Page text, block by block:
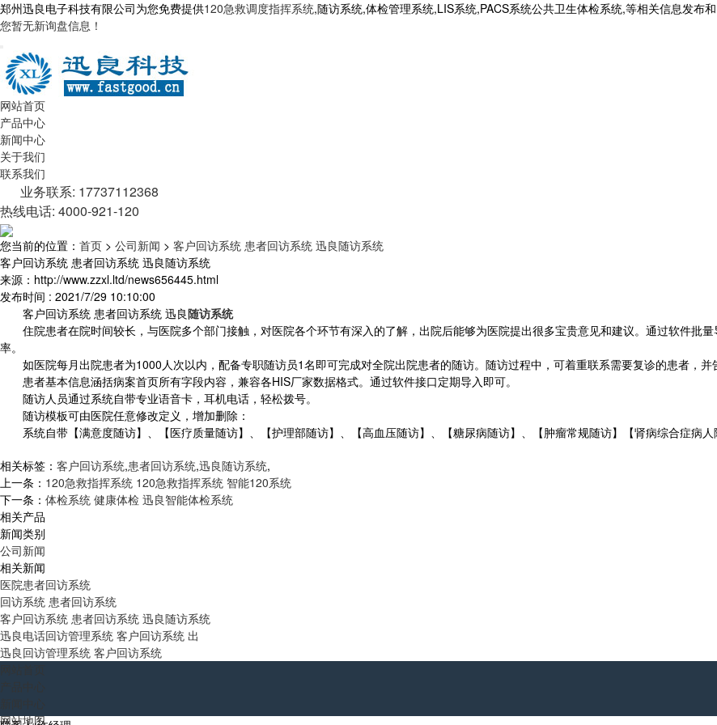
郑州迅良电子科技有限公司为您免费提供120急救调度指挥系统,随访系统,体检管理系统,LIS系统,PACS系统公共卫生体检系统,等相关信息发布
您暂无新询盘信息！
网站首页
产品中心
新闻中心
关于我们
联系我们
业务联系: 17737112368
热线电话: 4000-921-120
您当前的位置： 首页 > 公司新闻 > 客户回访系统 患者回访系统 迅良随访系统
客户回访系统 患者回访系统 迅良随访系统
来源：http://www.zzxl.ltd/news656445.html
发布时间 : 2021/7/29 10:10:00
客户回访系统 患者回访系统 迅良随访系统
住院患者在院时间较长，与医院多个部门接触，对医院各个环节有深入的了解，出院后能够为医院提出很多宝贵意见和建议。通过软件批
率。
如医院每月出院患者为1000人次以内，配备专职随访员1名即可完成对全院出院患者的随访。随访过程中，可着重联系需要复诊的患者，并
患者基本信息涵括病案首页所有字段内容，兼容各HIS厂家数据格式。通过软件接口定期导入即可。
随访人员通过系统自带专业语音卡，耳机电话，轻松拨号。
随访模板可由医院任意修改定义，增加删除：
系统自带【满意度随访】、【医疗质量随访】、【护理部随访】、【高血压随访】、【糖尿病随访】、【肿瘤常规随访】【肾病综合症病人
相关标签： 客户回访系统,患者回访系统,迅良随访系统,
上一条： 120急救指挥系统 120急救指挥系统 智能120系统
下一条： 体检系统 健康体检 迅良智能体检系统
相关产品
新闻类别
公司新闻
相关新闻
医院患者回访系统
回访系统 患者回访系统
客户回访系统 患者回访系统 迅良随访系统
迅良电话回访管理系统 客户回访系统 出
迅良回访管理系统 客户回访系统
网站地图